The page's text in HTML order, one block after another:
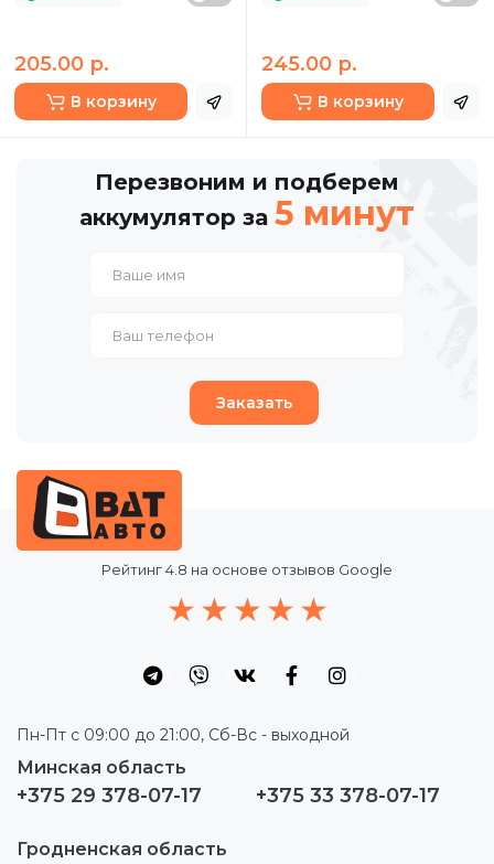
205.00 р.
В корзину
245.00 р.
В корзину
Перезвоним и подберем
аккумулятор за 5 минут
Заказать
Рейтинг4.8 на основе отзывов Google
Пн-Пт с 09:00 до 21:00, Сб-Вс - выходной
Минская область
+375 29 378-07-17 +375 33 378-07-17
Гродненская область